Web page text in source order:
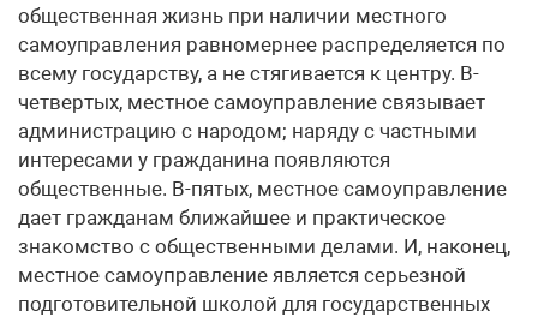
общественная жизнь при наличии местного
самоуправления равномернее распределяется по
всему государству, а не стягивается к центру. В-
четвертых, местное самоуправление связывает
администрацию с народом; наряду с частными
интересами у гражданина появляются
общественные. В-пятых, местное самоуправление
дает гражданам ближайшее и практическое
знакомство с общественными делами. И, наконец,
местное самоуправление является серьезной
подготовительной школой для государственных